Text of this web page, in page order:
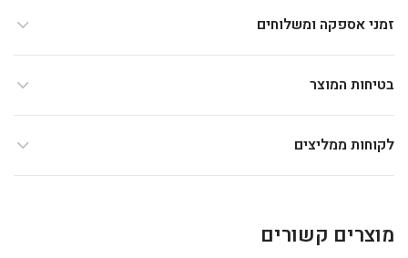
זמני אספקה ומשלוחים
בטיחות המוצר
לקוחות ממליצים
מוצרים קשורים